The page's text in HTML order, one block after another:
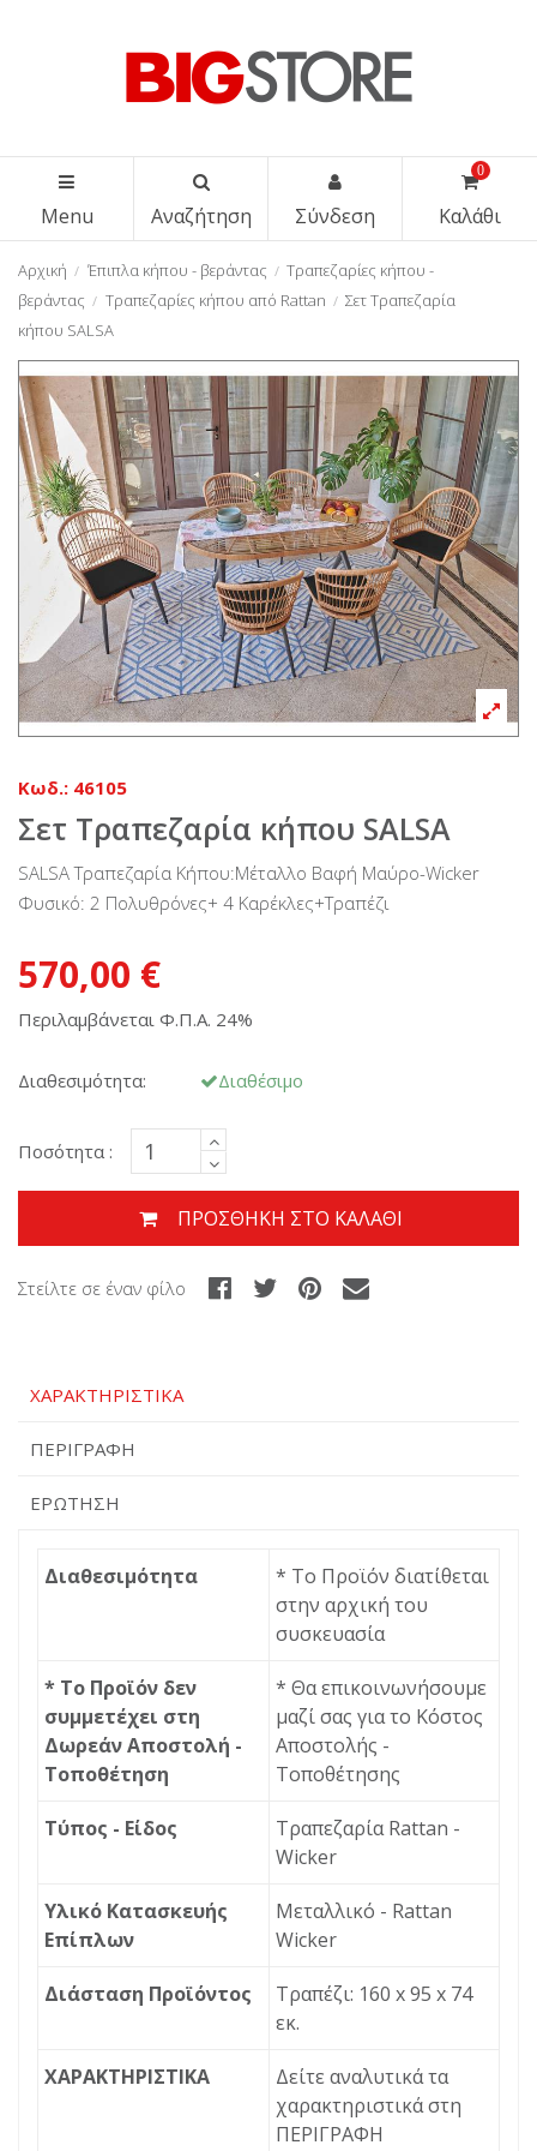
Menu Αναζήτηση Σύνδεση
0
Καλάθι
Αρχική Έπιπλα κήπου - βεράντας
Τραπεζαρίες κήπου -
βεράντας
Τραπεζαρίες κήπου από Rattan
Σετ Τραπεζαρία
κήπου SALSA
Κωδ.: 46105
Σετ Τραπεζαρία κήπου SALSA
SALSA Τραπεζαρία Κήπου:Μέταλλο Βαφή Μαύρο-Wicker
Φυσικό: 2 Πολυθρόνες+ 4 Καρέκλες+Τραπέζι
570,00 €
Περιλαμβάνεται Φ.Π.Α. 24%
Διαθεσιμότητα: Διαθέσιμο
Ποσότητα :
ΠΡΟΣΘΉΚΗ ΣΤΟ ΚΑΛΆΘΙ
Στείλτε σε έναν φίλο
ΧΑΡΑΚΤΗΡΙΣΤΙΚΆ
ΠΕΡΙΓΡΑΦΉ
ΕΡΏΤΗΣΗ
Διαθεσιμότητα
* Το Προϊόν διατίθεται
στην αρχική του
συσκευασία
* Το Προϊόν δεν
συμμετέχει στη
Δωρεάν Αποστολή -
Τοποθέτηση
* Θα επικοινωνήσουμε
μαζί σας για το Κόστος
Αποστολής -
Τοποθέτησης
Τύπος - Είδος
Τραπεζαρία Rattan -
Wicker
Υλικό Κατασκευής
Επίπλων
Μεταλλικό - Rattan
Wicker
Διάσταση Προϊόντος
Τραπέζι: 160 x 95 x 74
εκ.
ΧΑΡΑΚΤΗΡΙΣΤΙΚΑ
Δείτε αναλυτικά τα
χαρακτηριστικά στη
ΠΕΡΙΓΡΑΦΗ